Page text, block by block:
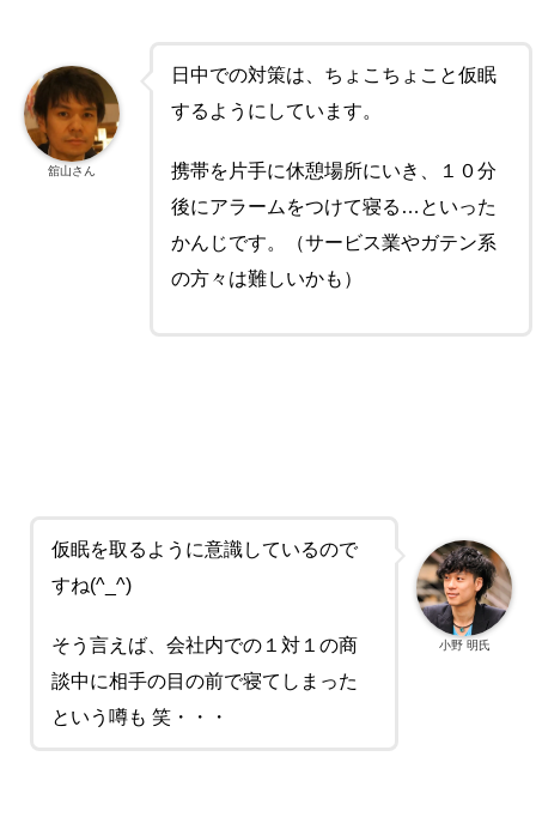
日中での対策は、ちょこちょこと仮眠
するようにしています。
携帯を片手に休憩場所にいき、１０分
後にアラームをつけて寝る…といった
かんじです。（サービス業やガテン系
の方々は難しいかも）
舘山さん
仮眠を取るように意識しているので
すね(^_^)
そう言えば、会社内での１対１の商
談中に相手の目の前で寝てしまった
という噂も 笑・・・
小野 明氏